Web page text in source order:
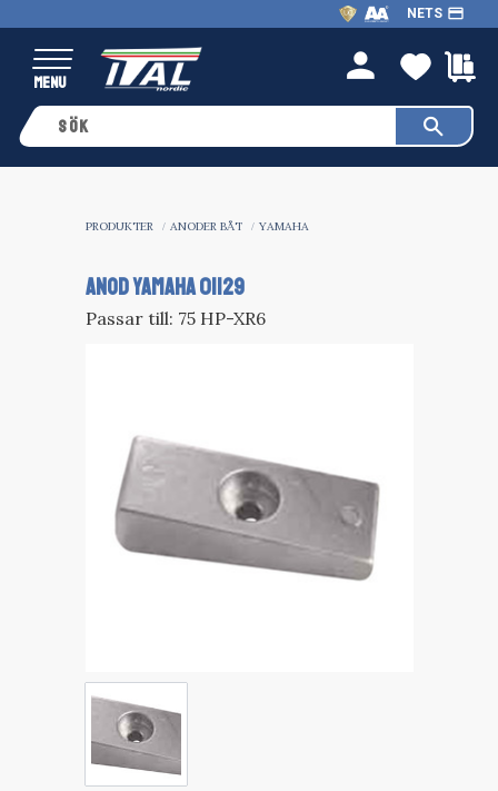
Meny
NETS payment
person
PRODUKTER ANODER BÅT YAMAHA
ANOD YAMAHA 01129
Passar till: 75 HP-XR6